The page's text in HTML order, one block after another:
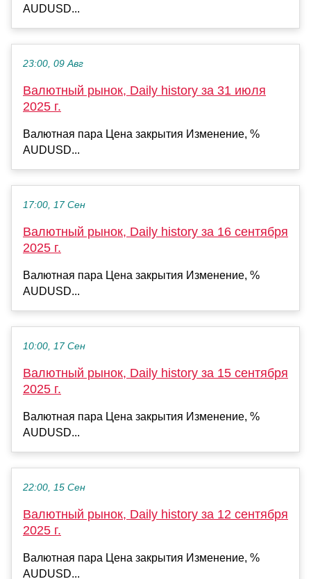
AUDUSD...
23:00, 09 Авг
Валютный рынок, Daily history за 31 июля
2025 г.
Валютная пара Цена закрытия Изменение, %
AUDUSD...
17:00, 17 Сен
Валютный рынок, Daily history за 16 сентября
2025 г.
Валютная пара Цена закрытия Изменение, %
AUDUSD...
10:00, 17 Сен
Валютный рынок, Daily history за 15 сентября
2025 г.
Валютная пара Цена закрытия Изменение, %
AUDUSD...
22:00, 15 Сен
Валютный рынок, Daily history за 12 сентября
2025 г.
Валютная пара Цена закрытия Изменение, %
AUDUSD...